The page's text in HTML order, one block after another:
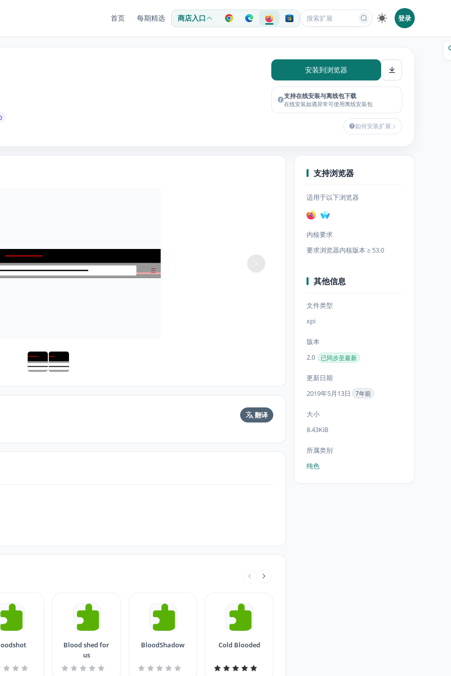
首页 每期精选 商店入口 登录
安装到浏览器
支持在线安装与离线包下载
在线安装如遇异常可使用离线安装包
如何安装扩展
翻译
Blood shed for
us
BloodShadow Cold Blooded
支持浏览器
适用于以下浏览器
内核要求
要求浏览器内核版本 ≥ 53.0
其他信息
文件类型
xpi
版本
2.0
已同步至最新
更新日期
2019年5月13日
7年前
大小
8.43KiB
所属类别
纯色